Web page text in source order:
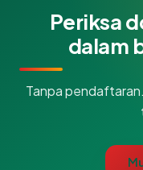
Periksa
dalam
Tanpa